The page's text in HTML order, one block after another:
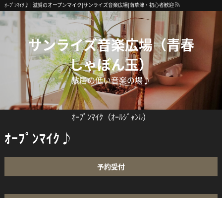
ｵｰﾌﾟﾝﾏｲｸ♪ | 滋賀のオープンマイク|サンライズ音楽広場|南草津・初心者歓迎
サンライズ音楽広場（青春
しゃぼん玉）
敷居の低い音楽の場♪
ｵｰﾌﾟﾝﾏｲｸ（ｵｰﾙｼﾞｬﾝﾙ）
ｵｰﾌﾟﾝﾏｲｸ♪
予約受付